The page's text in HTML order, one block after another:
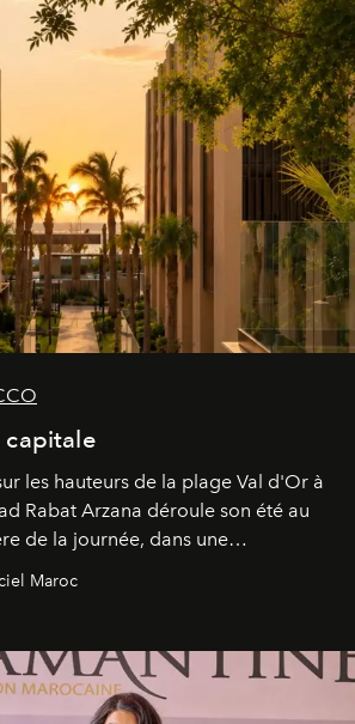
capitale
les hauteurs de la plage Val d'Or à
Rabat Arzana déroule son été au
de la journée, dans une
Maroc